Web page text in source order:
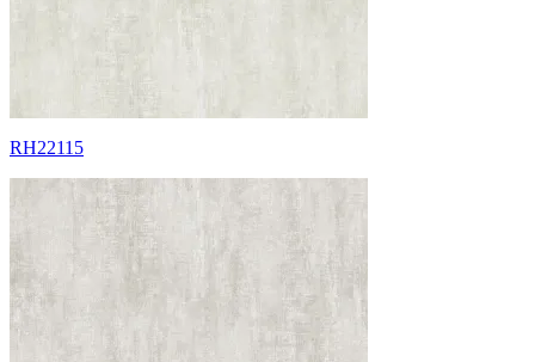
RH22115